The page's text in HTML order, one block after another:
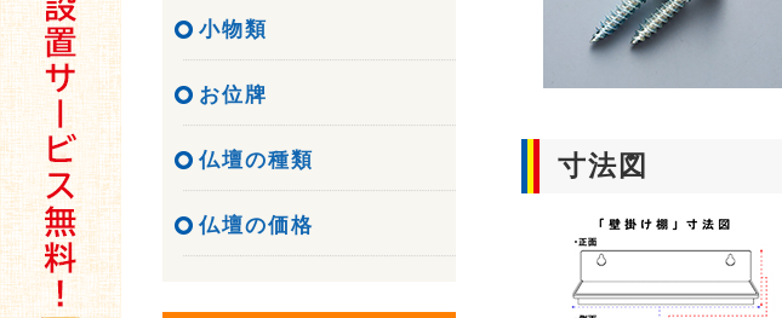
寸法図
小物類
お位牌
仏壇の種類
仏壇の価格